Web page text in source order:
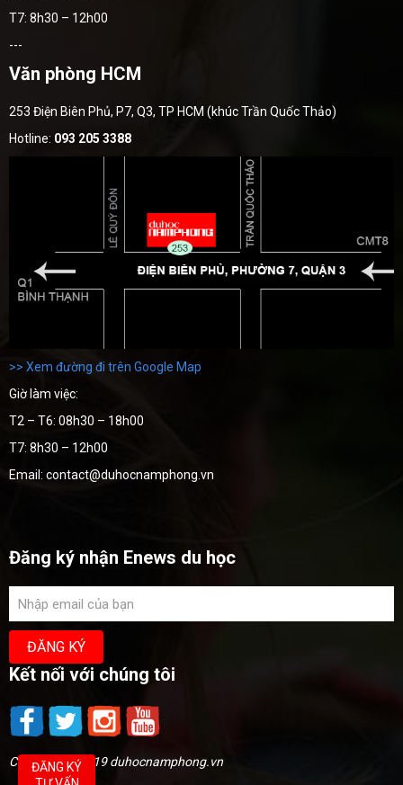
T7: 8h30 – 12h00
---
Văn phòng HCM
253 Điện Biên Phủ, P7, Q3, TP HCM (khúc Trần Quốc Thảo)
Hotline: 093 205 3388
>> Xem đường đi trên Google Map
Giờ làm việc:
T2 – T6: 08h30 – 18h00
T7: 8h30 – 12h00
Email: contact@duhocnamphong.vn
Đăng ký nhận Enews du học
Kết nối với chúng tôi
Copyright @2019 duhocnamphong.vn
ĐĂNG KÝ